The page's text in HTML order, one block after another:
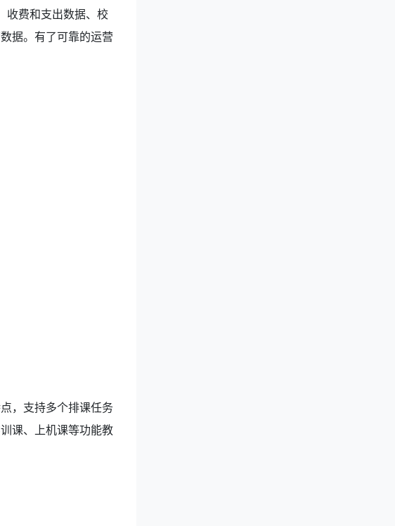
收费和支出数据、校
据。有了可靠的运营
，支持多个排课任务
课、上机课等功能教